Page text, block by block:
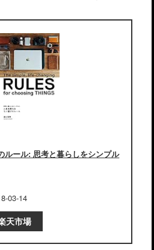
ルール: 思考と暮らしをシンプル
03-14
天市場